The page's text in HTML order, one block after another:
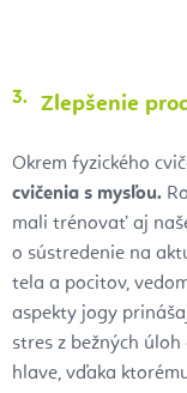
Zlepšenie
Okrem fyzického
cvičenia s mysľou.
mali trénovať aj
o sústredenie na
tela a pocitov,
aspekty jogy
stres z bežných
hlave, vďaka